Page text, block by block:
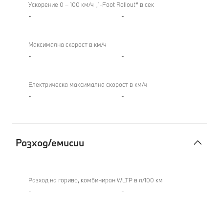
Ускорение 0 – 100 км/ч „1-Foot Rollout“ в сек
- -
Максимална скорост в км/ч
- -
Електрическа максимална скорост в км/ч
- -
Разход/емисии
емисии
Разход на гориво, комбиниран WLTP в л/100 км
- -